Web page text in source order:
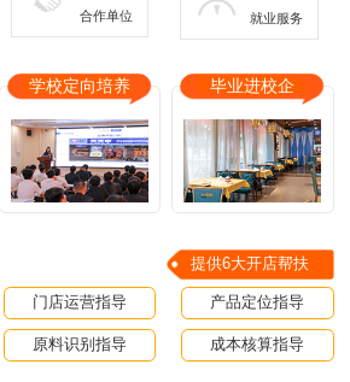
合作单位 就业服务
学校定向培养 毕业进校企
提供6大开店帮扶
门店运营指导 产品定位指导
原料识别指导 成本核算指导